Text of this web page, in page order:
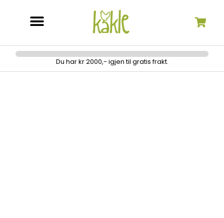
Du har kr 2000,- igjen til gratis frakt.